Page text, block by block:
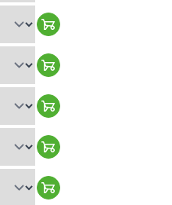
Warenkorb hinzufügen
Warenkorb hinzufügen
Warenkorb hinzufügen
Warenkorb hinzufügen
Warenkorb hinzufügen